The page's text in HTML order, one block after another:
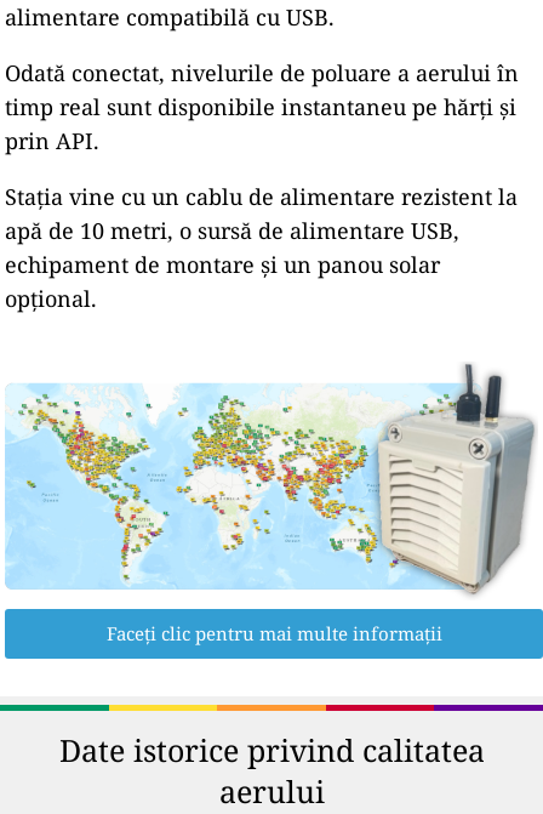
alimentare compatibilă cu USB.
Odată conectat, nivelurile de poluare a aerului în
timp real sunt disponibile instantaneu pe hărți și
prin API.
Stația vine cu un cablu de alimentare rezistent la
apă de 10 metri, o sursă de alimentare USB,
echipament de montare și un panou solar
opțional.
Faceți clic pentru mai multe informații
Date istorice privind calitatea
aerului